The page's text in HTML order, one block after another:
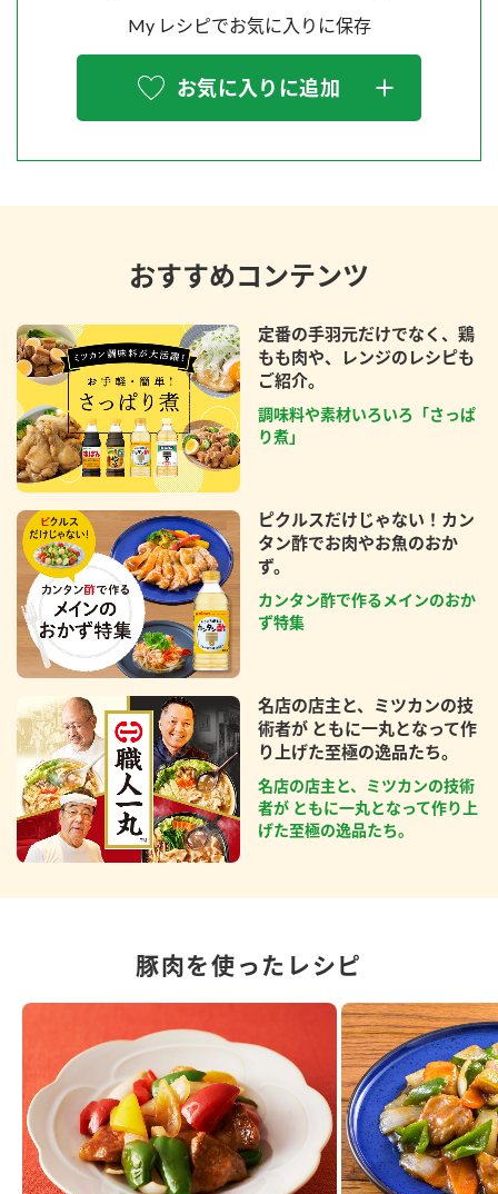
My レシピでお気に入りに保存
お気に入りに追加
おすすめコンテンツ
定番の手羽元だけでなく、鶏
もも肉や、レンジのレシピも
ご紹介。
調味料や素材いろいろ「さっぱ
り煮」
ピクルスだけじゃない！カン
タン酢でお肉やお魚のおか
ず。
カンタン酢で作るメインのおか
ず特集
名店の店主と、ミツカンの技
術者が ともに一丸となって作
り上げた至極の逸品たち。
名店の店主と、ミツカンの技術
者が ともに一丸となって作り上
げた至極の逸品たち。
豚肉を使ったレシピ